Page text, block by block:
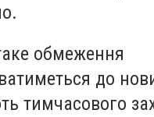
обмеження
до
тимчасового